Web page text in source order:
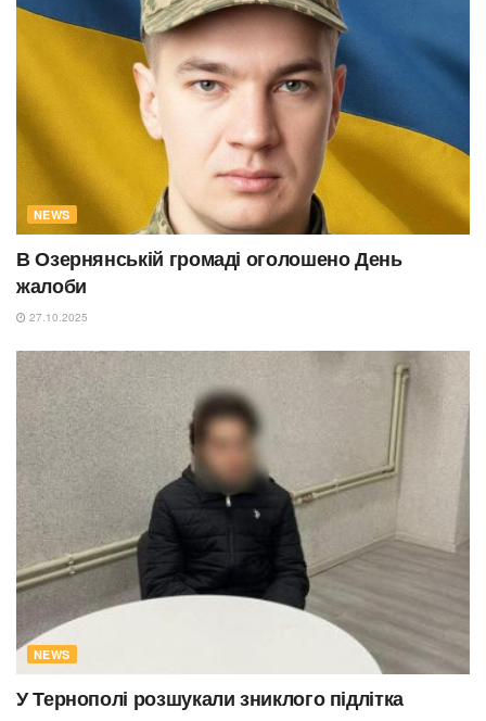
NEWS
В Озернянській громаді оголошено День
жалоби
27.10.2025
NEWS
У Тернополі розшукали зниклого підлітка